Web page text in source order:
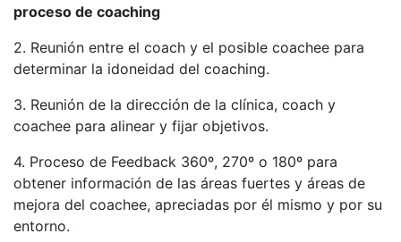
proceso de coaching
2. Reunión entre el coach y el posible coachee para
determinar la idoneidad del coaching.
3. Reunión de la dirección de la clínica, coach y
coachee para alinear y fijar objetivos.
4. Proceso de Feedback 360º, 270º o 180º para
obtener información de las áreas fuertes y áreas de
mejora del coachee, apreciadas por él mismo y por su
entorno.